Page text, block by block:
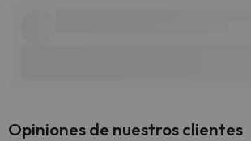
Opiniones de nuestros clientes